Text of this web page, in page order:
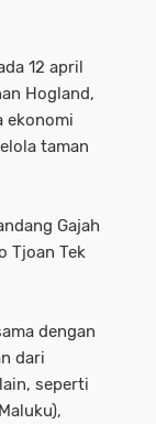
12 april
Hogland,
ekonomi
taman
Gajah
Tjoan Tek
dengan
dari
seperti